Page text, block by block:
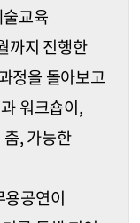
교육
까지 진행한
정을 돌아보고
워크숍이,
, 가능한
용공연이